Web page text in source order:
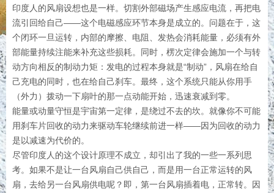
印度人的风扇设想也是一样。切割外部磁场产生感应电流，再把电
流引回给自己——这个电磁感应环节本身是成立的。问题在于，这
个闭环一旦运转，内部的摩擦、电阻、发热会消耗能量，必须有外
部能量持续注能来补充这些损耗。同时，楞次定律会施加一个与转
动方向相反的制动力矩：发电的过程本身就是“制动”，风扇在给自
己充电的同时，也在给自己刹车。最终，这个系统只能从你用手
（外力）拨动一下扇叶的那一点动能开始，迅速衰减到零。
能量或动量守恒是宇宙第一定律，是绕过不去的坎。就像你不可能
用刹车片回收的动力来驱动车轮继续前进一样——因为回收的动力
是以减速为代价的。
尽管印度人的这个设计原理不成立，却引出了我的一些一系列思
考。如果不是让一台风扇自己供自己，而是用一台正常运转的风
扇，去给另一台风扇供电呢？即，第一台风扇插着电，正常转。因